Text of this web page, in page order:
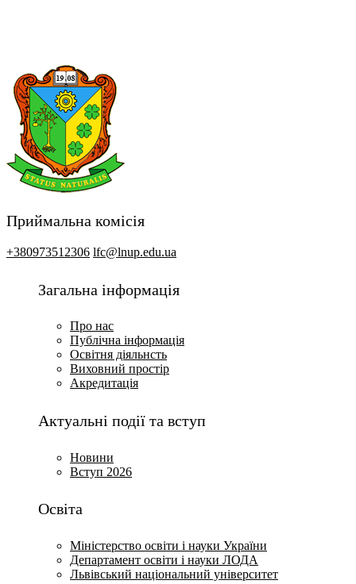
Приймальна комісія
+380973512306 lfc@lnup.edu.ua
Загальна інформація
Про нас
Публічна інформація
Освітня діяльнсть
Виховний простір
Акредитація
Актуальні події та вступ
Новини
Вступ 2026
Освіта
Міністерство освіти і науки України
Департамент освіти і науки ЛОДА
Львівський національний університет